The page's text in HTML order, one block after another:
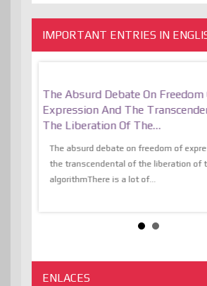
IMPORTANT ENTRIES IN
The Absurd Debate On Freedom
Expression And The
The Liberation Of The…
The absurd debate on freedom of
the transcendental of the liberation of
algorithmThere is a lot of...
ENLACES